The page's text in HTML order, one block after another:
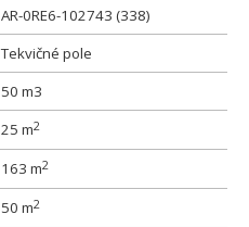
AR-0RE6-102743 (338)
Tekvičné pole
50 m3
25 m2
163 m2
50 m2